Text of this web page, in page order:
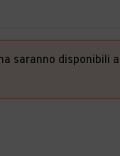
saranno disponibili